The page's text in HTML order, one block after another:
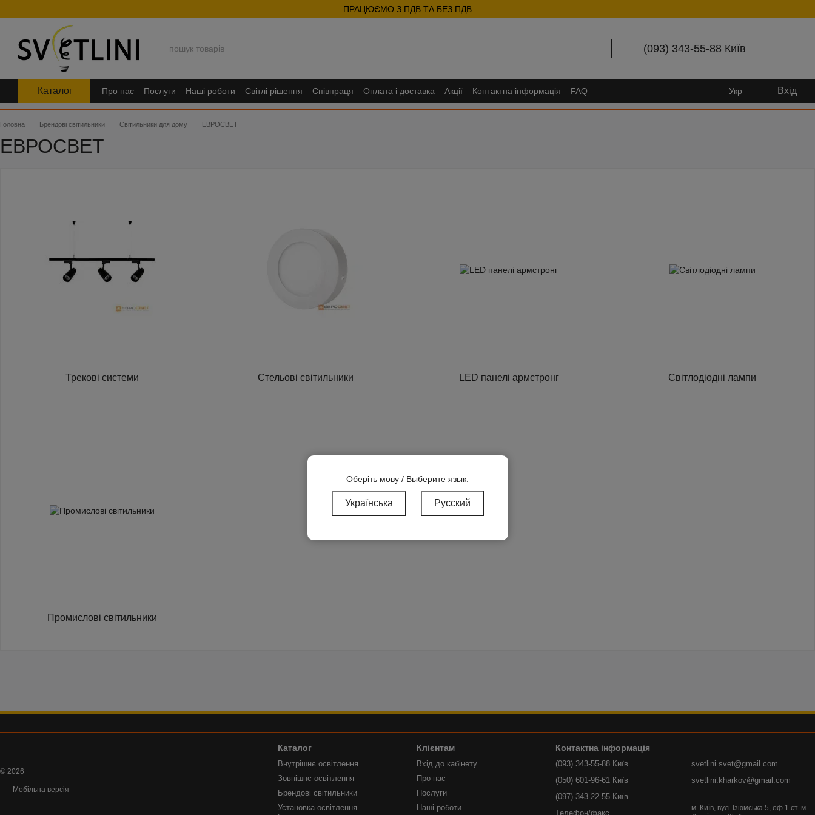
ПРАЦЮЄМО З ПДВ ТА БЕЗ ПДВ
(093) 343-55-88 Київ
Каталог Про нас Послуги Наші роботи Світлі рішення Співпраця Оплата і доставка Акції Контактна інформація FAQ Укр Вхід
Головна Брендові світильники Світильники для дому ЕВРОСВЕТ
ЕВРОСВЕТ
Трекові системи Стельові світильники LED панелі армстронг Світлодіодні лампи
Промислові світильники
© 2026
Мобільна версія
Каталог
Внутрішнє освітлення
Зовнішнє освітлення
Брендові світильники
Установка освітлення.
Клієнтам
Вхід до кабінету
Про нас
Послуги
Наші роботи
Контактна інформація
(093) 343-55-88 Київ
(050) 601-96-61 Київ
(097) 343-22-55 Київ
Телефон/факс
svetlini.svet@gmail.com
svetlini.kharkov@gmail.com
м. Київ, вул. Ізюмська 5, оф.1 ст. м.
Оберіть мову / Выберите язык:
Українська Русский